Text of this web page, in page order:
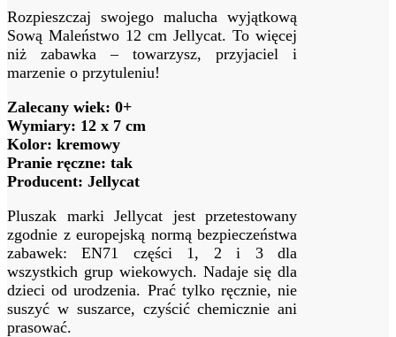
Rozpieszczaj swojego malucha wyjątkową
Sową Maleństwo 12 cm Jellycat. To więcej
niż zabawka – towarzysz, przyjaciel i
marzenie o przytuleniu!
Zalecany wiek: 0+
Wymiary: 12 x 7 cm
Kolor: kremowy
Pranie ręczne: tak
Producent: Jellycat
Pluszak marki Jellycat jest przetestowany
zgodnie z europejską normą bezpieczeństwa
zabawek: EN71 części 1, 2 i 3 dla
wszystkich grup wiekowych. Nadaje się dla
dzieci od urodzenia. Prać tylko ręcznie, nie
suszyć w suszarce, czyścić chemicznie ani
prasować.